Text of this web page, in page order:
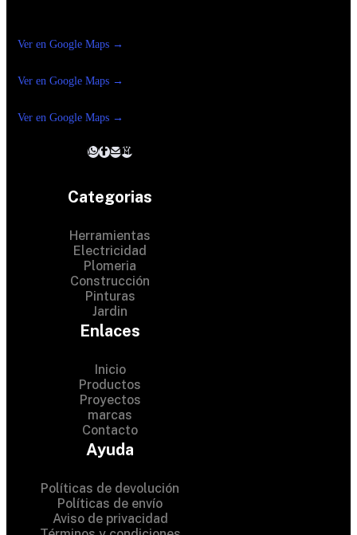
Ver en Google Maps →
Ver en Google Maps →
Ver en Google Maps →
Categorias
Herramientas
Electricidad
Plomeria
Construcción
Pinturas
Jardin
Enlaces
Inicio
Productos
Proyectos
marcas
Contacto
Ayuda
Políticas de devolución
Políticas de envío
Aviso de privacidad